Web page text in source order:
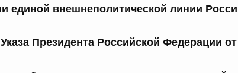
единой внешнеполитической линии
Президента Российской Федерации